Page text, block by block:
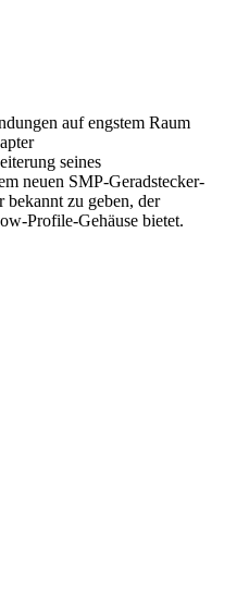
auf engstem Raum
seines
neuen SMP-Geradstecker-
zu geben, der
Profile-Gehäuse bietet.